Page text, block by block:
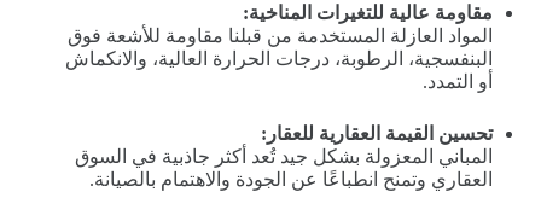
مقاومة عالية للتغيرات المناخية:
المواد العازلة المستخدمة من قبلنا مقاومة للأشعة فوق
البنفسجية، الرطوبة، درجات الحرارة العالية، والانكماش
أو التمدد.
تحسين القيمة العقارية للعقار:
المباني المعزولة بشكل جيد تُعد أكثر جاذبية في السوق
العقاري وتمنح انطباعًا عن الجودة والاهتمام بالصيانة.